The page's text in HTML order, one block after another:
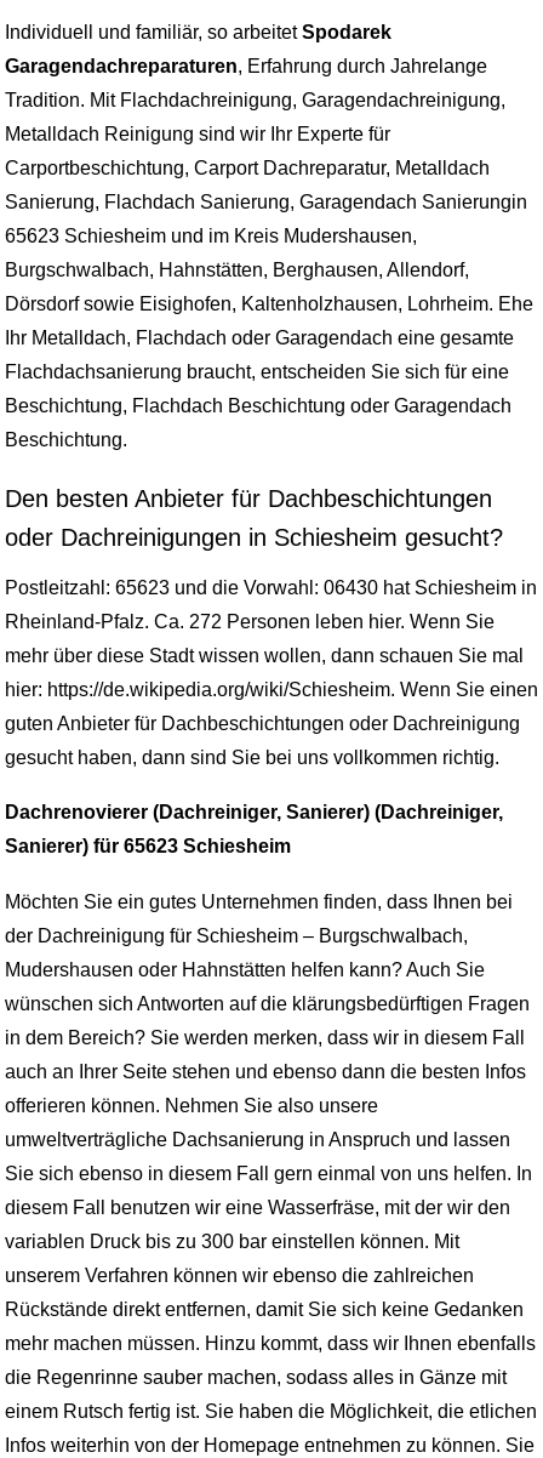
Individuell und familiär, so arbeitetSpodarek
Garagendachreparaturen, Erfahrung durch Jahrelange
Tradition. Mit Flachdachreinigung, Garagendachreinigung,
Metalldach Reinigung sind wir Ihr Experte für
Carportbeschichtung, Carport Dachreparatur, Metalldach
Sanierung, Flachdach Sanierung, Garagendach Sanierungin
65623 Schiesheim und im Kreis Mudershausen,
Burgschwalbach, Hahnstätten, Berghausen, Allendorf,
Dörsdorf sowie Eisighofen, Kaltenholzhausen, Lohrheim. Ehe
Ihr Metalldach, Flachdach oder Garagendach eine gesamte
Flachdachsanierung braucht, entscheiden Sie sich für eine
Beschichtung, Flachdach Beschichtung oder Garagendach
Beschichtung.
Den besten Anbieter für Dachbeschichtungen
oder Dachreinigungen in Schiesheim gesucht?
Postleitzahl: 65623 und die Vorwahl: 06430 hat Schiesheim in
Rheinland-Pfalz. Ca. 272 Personen leben hier. Wenn Sie
mehr über diese Stadt wissen wollen, dann schauen Sie mal
hier: https://de.wikipedia.org/wiki/Schiesheim. Wenn Sie einen
guten Anbieter für Dachbeschichtungen oder Dachreinigung
gesucht haben, dann sind Sie bei uns vollkommen richtig.
Dachrenovierer (Dachreiniger, Sanierer) (Dachreiniger,
Sanierer) für 65623 Schiesheim
Möchten Sie ein gutes Unternehmen finden, dass Ihnen bei
der Dachreinigung für Schiesheim – Burgschwalbach,
Mudershausen oder Hahnstätten helfen kann? Auch Sie
wünschen sich Antworten auf die klärungsbedürftigen Fragen
in dem Bereich? Sie werden merken, dass wir in diesem Fall
auch an Ihrer Seite stehen und ebenso dann die besten Infos
offerieren können. Nehmen Sie also unsere
umweltverträgliche Dachsanierung in Anspruch und lassen
Sie sich ebenso in diesem Fall gern einmal von uns helfen. In
diesem Fall benutzen wir eine Wasserfräse, mit der wir den
variablen Druck bis zu 300 bar einstellen können. Mit
unserem Verfahren können wir ebenso die zahlreichen
Rückstände direkt entfernen, damit Sie sich keine Gedanken
mehr machen müssen. Hinzu kommt, dass wir Ihnen ebenfalls
die Regenrinne sauber machen, sodass alles in Gänze mit
einem Rutsch fertig ist. Sie haben die Möglichkeit, die etlichen
Infos weiterhin von der Homepage entnehmen zu können. Sie